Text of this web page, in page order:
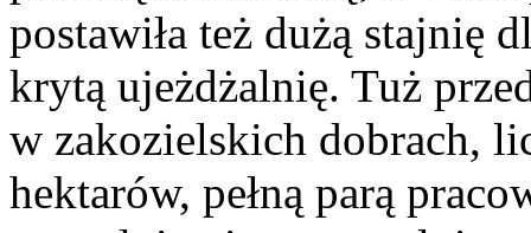
postawiła też dużą stajnię
krytą ujeżdżalnię. Tuż
w zakozielskich dobrach,
hektarów, pełną parą